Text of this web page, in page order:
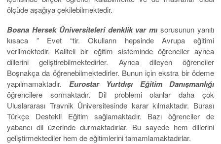
ölçüde aşağıya çekilebilmektedir.
Bosna Hersek Üniversiteleri denklik var mı sorusunun yanıtı
kısaca ” Evet “tir. Okulların hepsinde Avrupa eğitimi
verilmektedir. Kaliteli bir eğitim sisteminde öğrenciler ayrıca
dillerini geliştirebilmektedirler. Ayrıca dileyen öğrenciler
Boşnakça da öğrenebilmektedirler. Bunun için ekstra bir ödeme
yapılmamaktadır. Eurostar Yurtdışı Eğitim Danışmanlığı
öğrencilere sormaktadır. Dil problemi olanlar daha çok
Uluslararası Travnik Üniversitesinde karar kılmaktadır. Burası
Türkçe Destekli Eğitim sağlamaktadır. Bazı öğrenciler de
yabancı dil üzerinde durmaktadırlar. Bu sayede hem dillerini
geliştirmektediler hem de eğitimlerini tamamlamaktadırlar.